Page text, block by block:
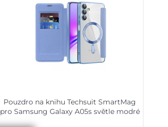
Pouzdro na knihu Techsuit SmartMag
pro Samsung Galaxy A05s světle modré